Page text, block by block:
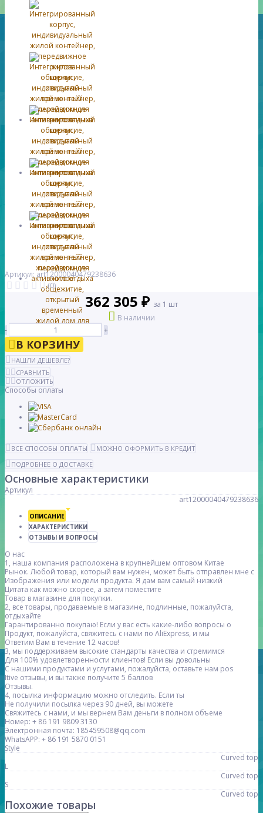
Артикул: art12000040479238636
(0)
362 305 ₽ за 1 шт
В наличии
-
+
В КОРЗИНУ
НАШЛИ ДЕШЕВЛЕ?
СРАВНИТЬ
ОТЛОЖИТЬ
Способы оплаты
ВСЕ СПОСОБЫ ОПЛАТЫ
МОЖНО ОФОРМИТЬ В КРЕДИТ
ПОДРОБНЕЕ О ДОСТАВКЕ
Основные характеристики
Артикул
art12000040479238636
ОПИСАНИЕ
ХАРАКТЕРИСТИКИ
ОТЗЫВЫ И ВОПРОСЫ
О нас
1, наша компания расположена в крупнейшем оптовом Китае
Рынок. Любой товар, который вам нужен, может быть отправлен мне с
Изображения или модели продукта. Я дам вам самый низкий
Цитата как можно скорее, а затем поместите
Товар в магазине для покупки.
2, все товары, продаваемые в магазине, подлинные, пожалуйста,
отдыхайте
Гарантированно покупаю! Если у вас есть какие-либо вопросы о
Продукт, пожалуйста, свяжитесь с нами по AliExpress, и мы
Ответим Вам в течение 12 часов!
3, мы поддерживаем высокие стандарты качества и стремимся
Для 100% удовлетворенности клиентов! Если вы довольны
С нашими продуктами и услугами, пожалуйста, оставьте нам pos
Itive отзывы, и вы также получите 5 баллов
Отзывы.
4, посылка информацию можно отследить. Если ты
Не получили посылка через 90 дней, вы можете
Свяжитесь с нами, и мы вернем Вам деньги в полном объеме
Номер: + 86 191 9809 3130
Электронная почта: 185459508@qq.com
WhatsAPP: + 86 191 5870 0151
Style
Curved top
L
Curved top
S
Curved top
Похожие товары